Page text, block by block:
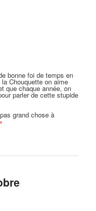
bonne foi de temps en
Chouquette on aime
que chaque année, on
parler de cette stupide
grand chose à